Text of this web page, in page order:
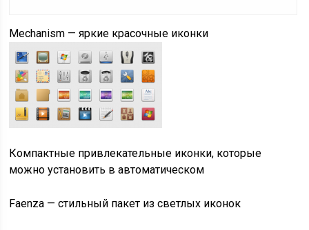
Mechanism — яркие красочные иконки
Компактные привлекательные иконки, которые
можно установить в автоматическом
Faenza — стильный пакет из светлых иконок